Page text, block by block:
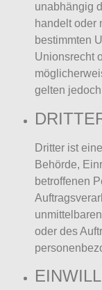
unabhängig
handelt oder
bestimmten
Unionsrecht
gelten
Dritter ist
Behörde,
betroffenen
oder des